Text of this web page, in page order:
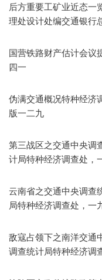
后方重要工矿业近态一
理处设计处编交通银行
国营铁路财产估计会议
四一
伪满交通概况特种经济
版一二九
第三战区之交通中央调
计局特种经济调查处，
云南省之交通中央调查
局特种经济调查处，一
敌寇占领下之南洋交通
调查统计局特种经济调